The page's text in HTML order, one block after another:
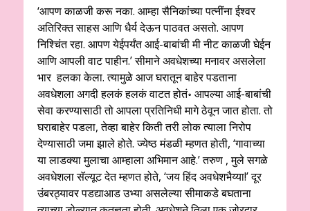
‘आपण काळजी करू नका. आम्हा सैनिकांच्या पत्नींना ईश्वर
अतिरिक्त साहस आणि धैर्य देऊन पाठवत असतो. आपण
निश्चिंत रहा. आपण येईपर्यंत आई-बाबांची मी नीट काळजी घेईन
आणि आपली वाट पाहीन.’ सीमाने अवधेशच्या मनावर असलेला
भार हलका केला. त्यामुळे आज घरातून बाहेर पडताना
अवधेशला अगदी हलकं हलकं वाटत होतं॰ आपल्या आई-बाबांची
सेवा करण्यासाठी तो आपला प्रतिनिधी मागे ठेवून जात होता. तो
घराबाहेर पडला, तेव्हा बाहेर किती तरी लोक त्याला निरोप
देण्यासाठी जमा झाले होते. ज्येष्ठ मंडळी म्हणत होती, ‘गावाच्या
या लाडक्या मुलाचा आम्हाला अभिमान आहे.’ तरुण , मुले सगळे
अवधेशला सॅल्यूट देत म्हणत होते, ‘जय हिंद अवधेशभैय्या!’ दूर
उंबरठ्यावर पडद्याआड उभ्या असलेल्या सीमाकडे बघताना